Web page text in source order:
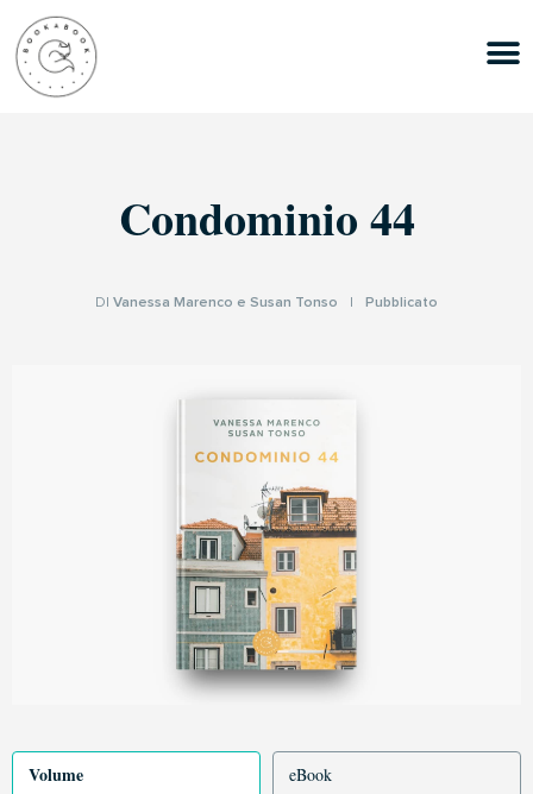
Condominio 44
DI Vanessa Marenco e Susan Tonso Pubblicato
Volume eBook